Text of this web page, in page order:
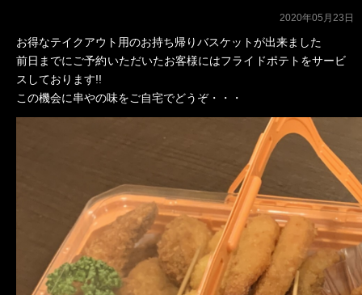
2020年05月23日
お得なテイクアウト用のお持ち帰りバスケットが出来ました
前日までにご予約いただいたお客様にはフライドポテトをサービ
スしております!!
この機会に串やの味をご自宅でどうぞ・・・